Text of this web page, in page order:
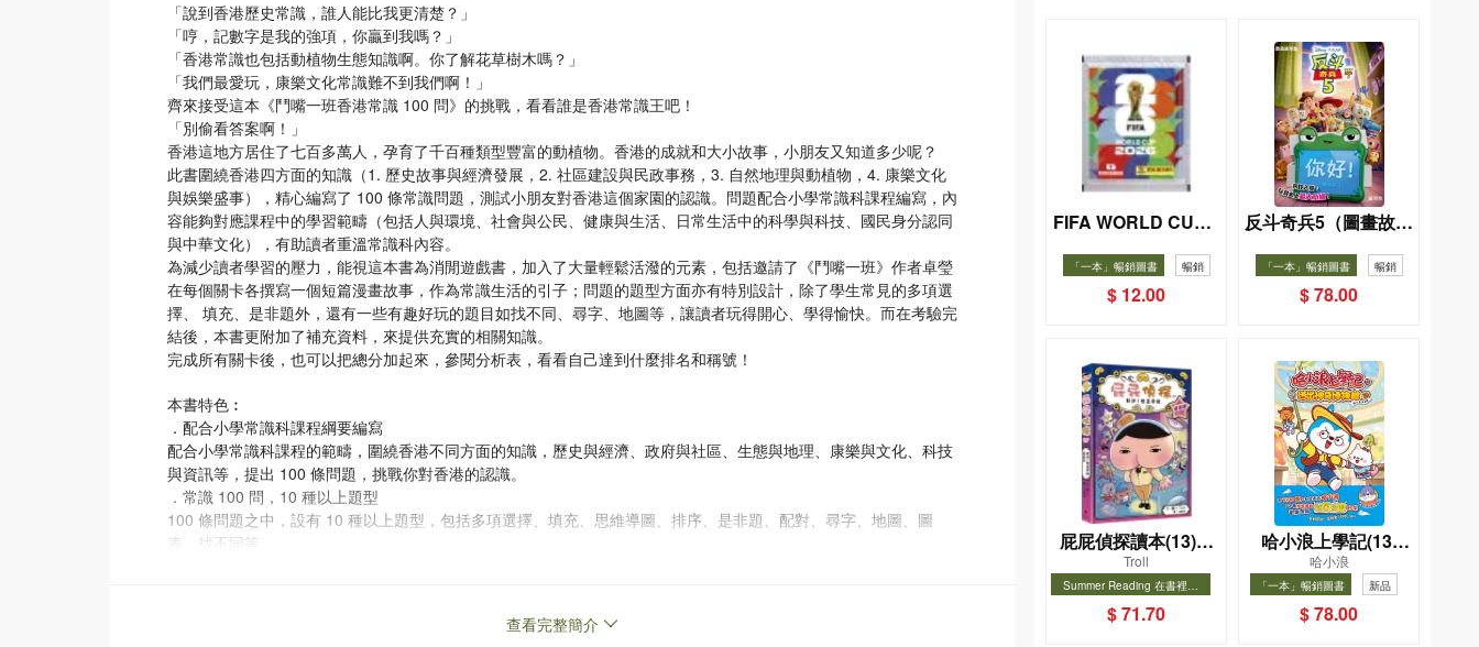
「說到香港歷史常識，誰人能比我更清楚？」
「哼，記數字是我的強項，你贏到我嗎？」
「香港常識也包括動植物生態知識啊。你了解花草樹木嗎？」
「我們最愛玩，康樂文化常識難不到我們啊！」
齊來接受這本《鬥嘴一班香港常識 100 問》的挑戰，看看誰是香港常識王吧！
「別偷看答案啊！」
香港這地方居住了七百多萬人，孕育了千百種類型豐富的動植物。香港的成就和大小故事，小朋友又知道多少呢？
此書圍繞香港四方面的知識（1. 歷史故事與經濟發展，2. 社區建設與民政事務，3. 自然地理與動植物，4. 康樂文化
與娛樂盛事），精心編寫了 100 條常識問題，測試小朋友對香港這個家園的認識。問題配合小學常識科課程編寫，內
容能夠對應課程中的學習範疇（包括人與環境、社會與公民、健康與生活、日常生活中的科學與科技、國民身分認同
與中華文化），有助讀者重溫常識科內容。
為減少讀者學習的壓力，能視這本書為消閒遊戲書，加入了大量輕鬆活潑的元素，包括邀請了《鬥嘴一班》作者卓瑩
在每個關卡各撰寫一個短篇漫畫故事，作為常識生活的引子；問題的題型方面亦有特別設計，除了學生常見的多項選
擇、 填充、是非題外，還有一些有趣好玩的題目如找不同、尋字、地圖等，讓讀者玩得開心、學得愉快。而在考驗完
結後，本書更附加了補充資料，來提供充實的相關知識。
完成所有關卡後，也可以把總分加起來，參閱分析表，看看自己達到什麼排名和稱號！
本書特色︰
．配合小學常識科課程綱要編寫
配合小學常識科課程的範疇，圍繞香港不同方面的知識，歷史與經濟、政府與社區、生態與地理、康樂與文化、科技
與資訊等，提出 100 條問題，挑戰你對香港的認識。
．常識 100 問，10 種以上題型
100 條問題之中，設有 10 種以上題型，包括多項選擇、填充、思維導圖、排序、是非題、配對、尋字、地圖、圖
表、找不同等。
由《鬥嘴一班》系列作者卓瑩創作 4 個全新短篇常識生活漫畫故事，陪你發掘更多香港常識和實用小知識。
查看完整簡介
FIFA WORLD CUP 2
貼紙包）
「一本」暢銷圖書 暢銷
$ 12.00
反斗奇兵5（圖畫故事
版）
「一本」暢銷圖書 暢銷
$ 78.00
屁屁偵探讀本(13)－
－對決！怪盜學院
（星星篇）
Troll
Summer Reading 在書裡度
選圖書67折
暢銷
$ 71.70
哈小浪上學記(13)
——逃出神奇博物館
哈小浪
「一本」暢銷圖書
新品
暢銷
$ 78.00